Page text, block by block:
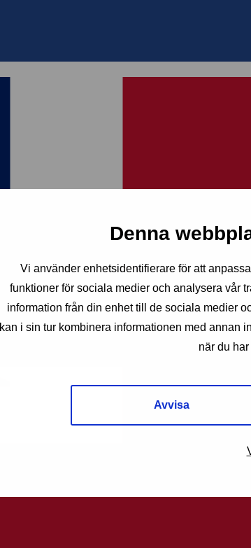
Denna
Vi använder enhetsidentifierare för att
funktioner för sociala medier och analysera vår
information från din enhet till de sociala medier
kan i sin tur kombinera informationen med annan
när du
Avvisa